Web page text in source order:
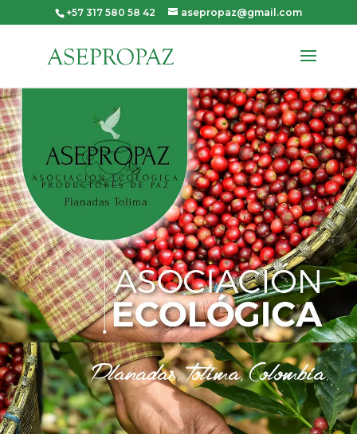
+57 317 580 58 42 asepropaz@gmail.com